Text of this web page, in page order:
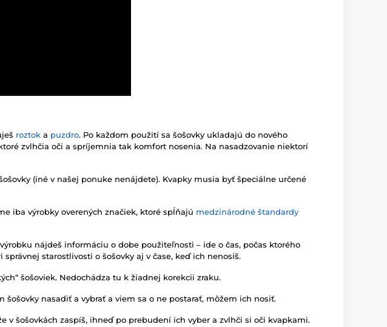
roztok a puzdro. Po každom použití sa šošovky ukladajú do nového
zvlhčia oči a spríjemnia tak komfort nosenia. Na nasadzovanie niektorí
(iné v našej ponuke nenájdete). Kvapky musia byť špeciálne určené
iba výrobky overených značiek, ktoré spĺňajú medzinárodné štandardy
nájdeš informáciu o dobe použiteľnosti – ide o čas, počas ktorého
starostlivosti o šošovky aj v čase, keď ich nenosíš.
šošoviek. Nedochádza tu k žiadnej korekcii zraku.
šošovky nasadiť a vybrať a viem sa o ne postarať, môžem ich nosiť.
v šošovkách zaspíš, ihneď po prebudení ich vyber a zvlhči si oči kvapkami.